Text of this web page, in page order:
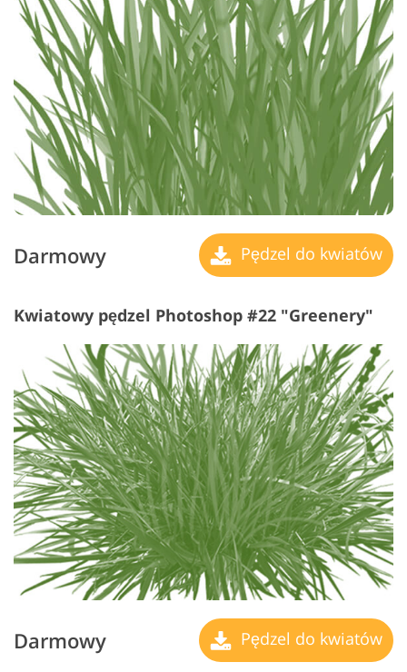
Darmowy Pędzel do kwiatów
Kwiatowy pędzel Photoshop #22 "Greenery"
Darmowy Pędzel do kwiatów